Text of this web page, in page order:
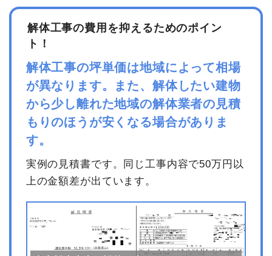
解体工事の費用を抑えるためのポイン
ト！
解体工事の坪単価は地域によって相場
が異なります。また、解体したい建物
から少し離れた地域の解体業者の見積
もりのほうが安くなる場合がありま
す。
実例の見積書です。同じ工事内容で50万円以
上の金額差が出ています。